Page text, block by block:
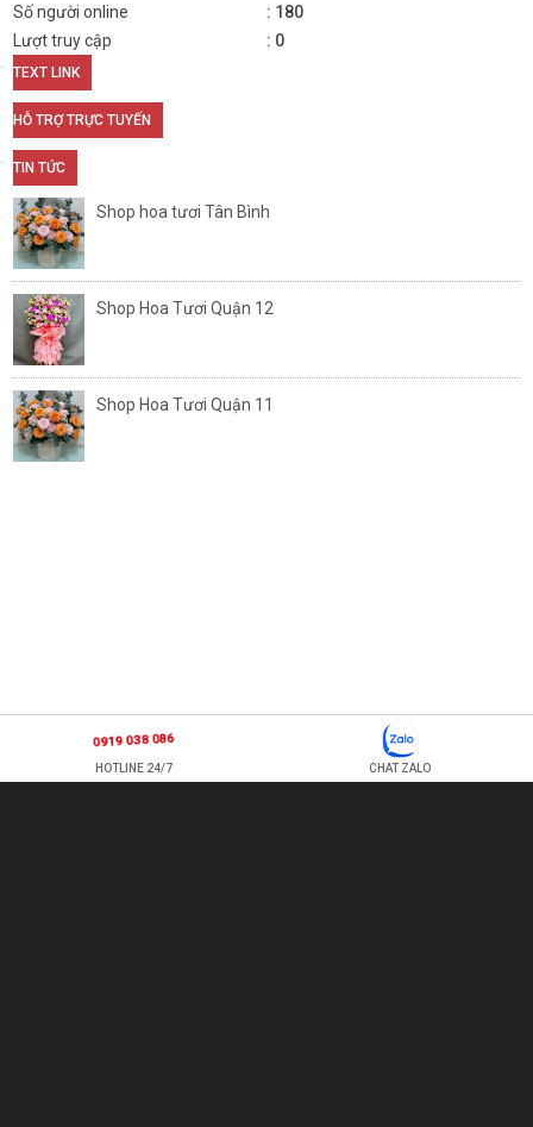
Số người online
180
Lượt truy cập
0
TEXT LINK
HỖ TRỢ TRỰC TUYẾN
TIN TỨC
Shop hoa tươi Tân Bình
Shop Hoa Tươi Quận 12
Shop Hoa Tươi Quận 11
0919 038 086
HOTLINE 24/7 CHAT ZALO